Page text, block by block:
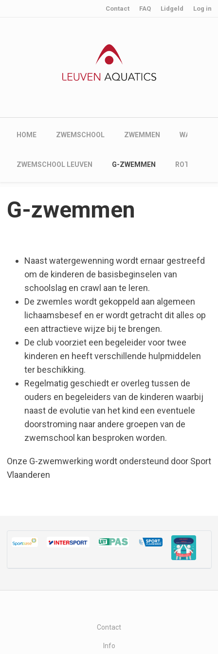
User account menu
Contact FAQ Lidgeld Log in
Main navigation
HOME ZWEMSCHOOL ZWEMMEN
Main navigation
ZWEMSCHOOL LEUVEN G-ZWEMMEN ROTSELAAR
G-zwemmen
Naast watergewenning wordt ernaar gestreefd
om de kinderen de basisbeginselen van
schoolslag en crawl aan te leren.
De zwemles wordt gekoppeld aan algemeen
lichaamsbesef en er wordt getracht dit alles op
een attractieve wijze bij te brengen.
De club voorziet een begeleider voor twee
kinderen en heeft verschillende hulpmiddelen
ter beschikking.
Regelmatig geschiedt er overleg tussen de
ouders en begeleiders van de kinderen waarbij
naast de evolutie van het kind een eventuele
doorstroming naar andere groepen van de
zwemschool kan besproken worden.
Onze G-zwemwerking wordt ondersteund door Sport
Vlaanderen
Contact
Info